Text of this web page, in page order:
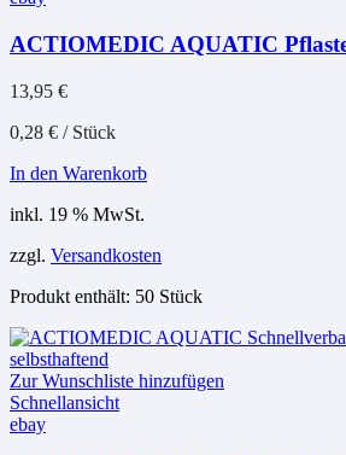
ACTIOMEDIC AQUATIC
13,95 €
0,28 € / Stück
In den Warenkorb
inkl. 19 % MwSt.
zzgl. Versandkosten
Produkt enthält: 50 Stück
Zur Wunschliste hinzufügen
Schnellansicht
ebay